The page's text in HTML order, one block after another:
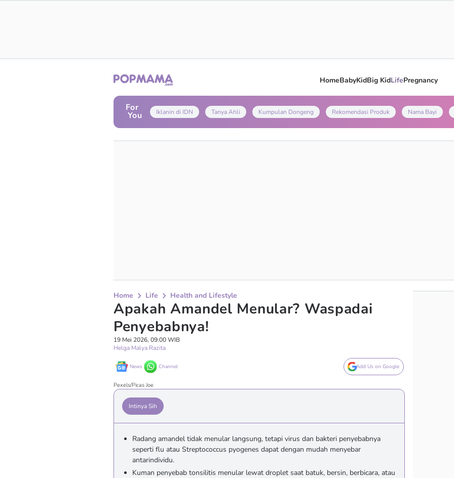
HomeBabyKidBig KidLifePregnancy
For
You Iklanin di IDN Tanya Ahli Kumpulan Dongeng Rekomendasi Produk Nama Bayi
Home Life Health and Lifestyle
Apakah Amandel Menular? Waspadai
Penyebabnya!
19 Mei 2026, 09:00 WIB
Helga Malya Razita
News Channel Add Us on Google
Pexels/Picas Joe
Intinya Sih
Radang amandel tidak menular langsung, tetapi virus dan bakteri penyebabnya
seperti flu atau Streptococcus pyogenes dapat dengan mudah menyebar
antarindividu.
Kuman penyebab tonsilitis menular lewat droplet saat batuk, bersin, berbicara, atau